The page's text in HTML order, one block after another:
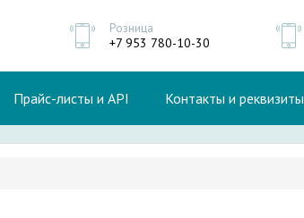
Розница
+7 953 780-10-30
Прайс-листы и API Контакты и реквизиты